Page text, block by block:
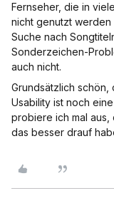
Fernseher, die in
nicht genutzt werden
Suche nach
Sonderzeichen-
auch nicht.
Grundsätzlich
Usability ist noch
probiere ich mal
das besser drauf